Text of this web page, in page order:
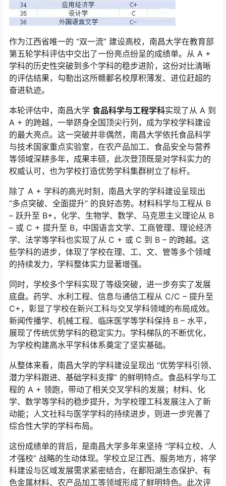
作为江西省唯一的 “双一流” 建设高校，南昌大学在教育部
第五轮学科评估中交出了一份亮点纷呈的成绩单。从 A +
学科的历史性突破到多个学科的稳步进阶，这份对比清晰
的评估结果，勾勒出这所赣鄱名校厚积薄发、进位赶超的
奋进轨迹。
本轮评估中，南昌大学 食品科学与工程学科实现了从 A 到
A + 的跨越，一举跻身全国顶尖行列，成为学校学科建设
的最大亮点。这一突破并非偶然，南昌大学依托食品科学
与技术国家重点实验室，在农产品加工、食品安全与营养
等领域深耕多年，成果丰硕，此次登顶既是对学科实力的
权威认可，也为学校打造优势学科集群树立了标杆。
除了 A + 学科的高光时刻，南昌大学的学科建设呈现出
“多点突破、全面提升” 的良好态势。材料科学与工程从 B
– 跃升至 B+，化学、生物学、数学、马克思主义理论从 B
– 或 C + 提升至 B，中国语言文学、工商管理、理论经济
学、法学等学科也实现了从 C + 或 C 到 B – 的跨越。这
些学科的进步，体现了学校在理、工、文、管等多个领域
的持续发力，学科整体实力显著增强。
同时，学校多个学科实现了等级突破，进一步夯实了发展
底盘。药学、水利工程、信息与通信工程从 C/C – 提升至
C+，彰显了学校在新兴工科与交叉学科领域的布局成效。
新闻传播学、机械工程、临床医学等学科保持 B – 水平，
展现了传统优势学科的稳定实力。学科梯队的不断优化，
为学校构建高水平学科体系奠定了坚实基础。
从整体来看，南昌大学的学科建设呈现出 “优势学科引领、
潜力学科跟进、基础学科支撑” 的鲜明特点。食品科学与工
程的 A + 领跑，带动了相关交叉学科的发展；材料、化
学、数学等学科的稳步提升，为学校理工科发展注入了新
动能；人文社科与医学学科的持续进步，则进一步完善了
综合性大学的学科布局。
这份成绩单的背后，是南昌大学多年来坚持 “学科立校、人
才强校” 战略的生动体现。学校立足江西、服务地方，将学
科建设与区域发展需求紧密结合，在鄱阳湖生态保护、有
色金属材料、农产品加工等领域形成了鲜明特色。此次评